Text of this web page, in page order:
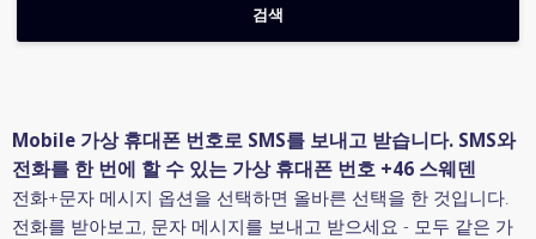
Mobile 가상 휴대폰 번호로 SMS를 보내고 받습니다. SMS와
전화를 한 번에 할 수 있는 가상 휴대폰 번호 +46 스웨덴
전화+문자 메시지 옵션을 선택하면 올바른 선택을 한 것입니다.
전화를 받아보고, 문자 메시지를 보내고 받으세요 - 모두 같은 가